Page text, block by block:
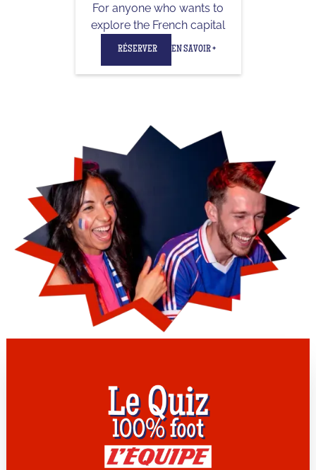
For anyone who wants to
explore the French capital
RÉSERVER EN SAVOIR +